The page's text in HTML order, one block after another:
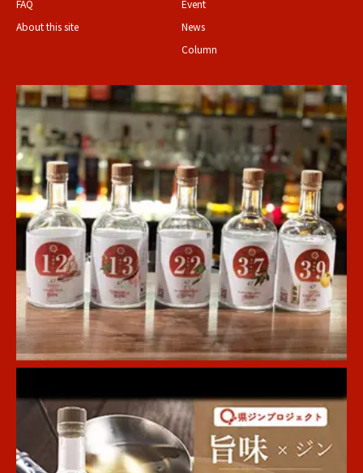
FAQ
About this site
Event
News
Column